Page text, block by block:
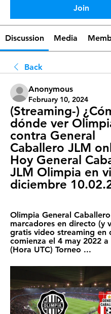
Join
Discussion Media
Back
Anonymous
February 10, 2024
(Streaming-)
dónde ver
contra General
Caballero JLM
Hoy General
JLM Olimpia en
diciembre
Olimpia General
marcadores en directo (y
gratis video streaming en
comienza el 4 may 2022 a
(Hora UTC) Torneo ...